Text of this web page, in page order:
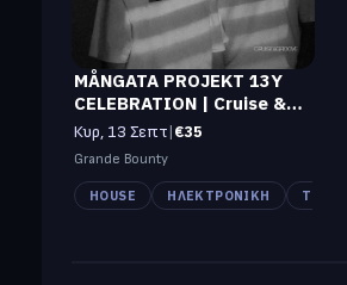
MÅNGATA PROJEKT 13Y
CELEBRATION | Cruise &
Groove
Κυρ, 13 Σεπτ|€35
Grande Bounty
HOUSE ΗΛΕΚΤΡΟΝΙΚΉ